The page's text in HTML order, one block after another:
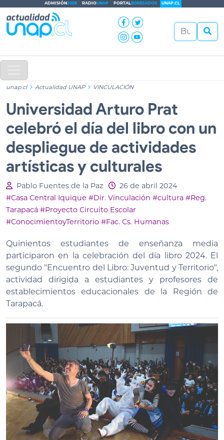
ADMISIÓN2026 RADIOUNAP PORTALEGRESADOS UNAP.CL
unap.cl Actualidad UNAP VINCULACIÓN
Universidad Arturo Prat
celebró el día del libro con un
despliegue de actividades
artísticas y culturales
Pablo Fuentes de la Paz
26 de abril 2024
#Casa Central Iquique #Dir. Vinculación #cultura #Reg.
Tarapacá #Proyecto Circuito Escolar
#ConocimientoyTerritorio #Fac. Cs. Humanas
Quinientos estudiantes de enseñanza media
participaron en la celebración del día libro 2024. El
segundo "Encuentro del Libro: Juventud y Territorio",
actividad dirigida a estudiantes y profesores de
establecimientos educacionales de la Región de
Tarapacá.